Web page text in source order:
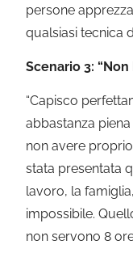
persone
qualsiasi tecnica
Scenario 3:
“Capisco
abbastanza
non avere
stata presentata
lavoro, la
impossibile.
non servono 8